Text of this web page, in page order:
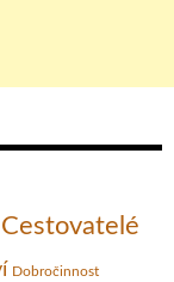
Cestovatelé
Dobročinnost